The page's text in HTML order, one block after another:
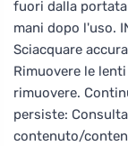
fuori dalla
mani dopo l'uso.
Sciacquare
Rimuovere le
rimuovere.
persiste:
contenuto/